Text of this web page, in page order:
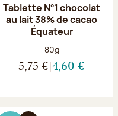
Tablette N°1 chocolat
au lait 38% de cacao
Équateur
Poids net :
80g
5,75 € 4,60 €